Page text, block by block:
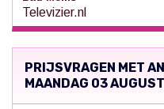
Televizier.nl
PRIJSVRAGEN MET
MAANDAG 03